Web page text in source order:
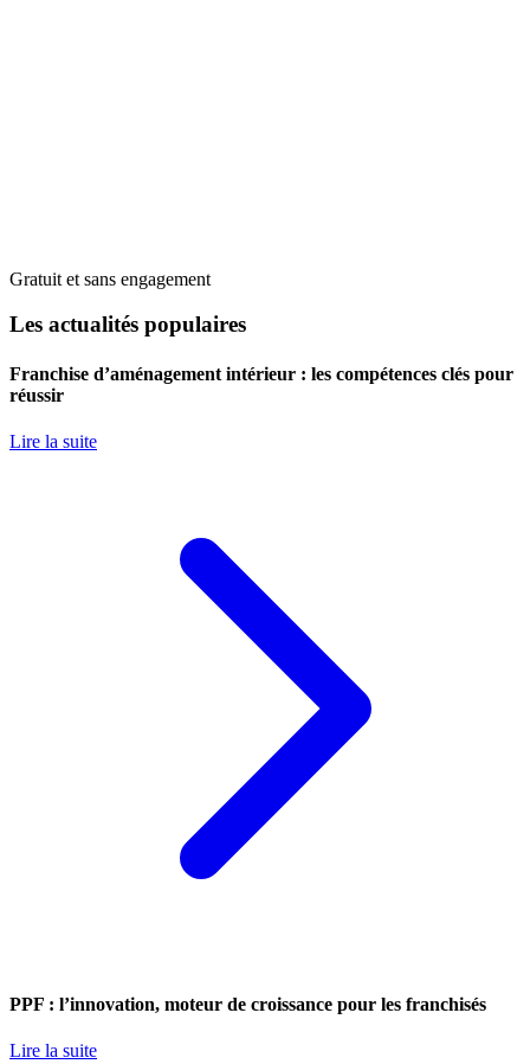
Gratuit et sans engagement
Les actualités populaires
Franchise d’aménagement intérieur : les compétences clés pour
réussir
Lire la suite
PPF : l’innovation, moteur de croissance pour les franchisés
Lire la suite